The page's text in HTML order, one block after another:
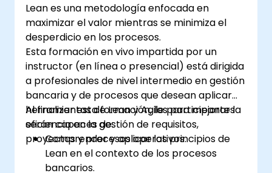
las personas, explorarán métodos para
reducir la resistencia y practicarán técnicas
de construcción de resiliencia para prosperar
en entornos laborales en evolución. Al
finalizar el curso, los participantes podrán
aplicar los principios de gestión del cambio a
sus propios roles, mejorando tanto su
adaptabilidad como su contribución al éxito
organizacional.
Lean es una metodología enfocada en
maximizar el valor mientras se minimiza el
desperdicio en los procesos.
Esta formación en vivo impartida por un
instructor (en línea o presencial) está dirigida
a profesionales de nivel intermedio en gestión
bancaria y de procesos que desean aplicar
herramientas de Lean y Agile para mejorar la
eficiencia en la gestión de requisitos,
proyectos y procesos operativos.
Al finalizar esta formación, los participantes
serán capaces de:
Comprender y aplicar los principios de
Lean en el contexto de los procesos
bancarios.